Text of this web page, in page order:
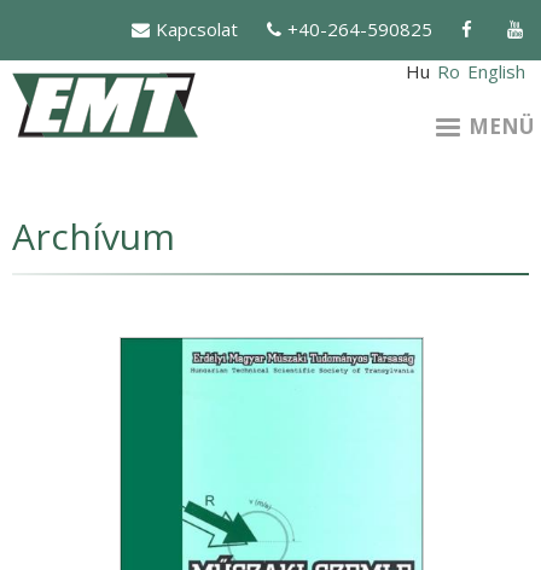
tartalomra
Kapcsolat
+40-264-590825
Hu Ro English
MENÜ
Archívum